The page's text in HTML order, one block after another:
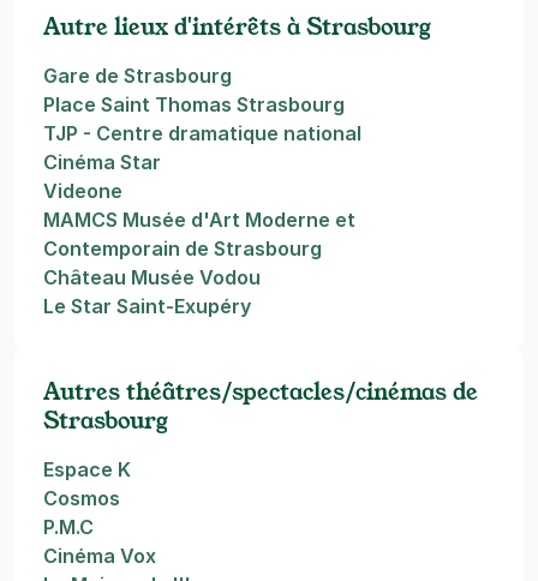
Autre lieux d'intérêts à Strasbourg
Gare de Strasbourg
Place Saint Thomas Strasbourg
TJP - Centre dramatique national
Cinéma Star
Videone
MAMCS Musée d'Art Moderne et
Contemporain de Strasbourg
Château Musée Vodou
Le Star Saint-Exupéry
Autres théâtres/spectacles/cinémas de
Strasbourg
Espace K
Cosmos
P.M.C
Cinéma Vox